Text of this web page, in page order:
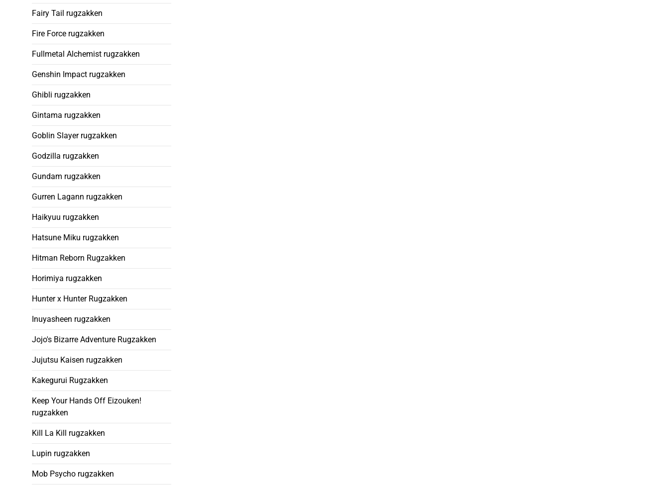
Fairy Tail rugzakken
Fire Force rugzakken
Fullmetal Alchemist rugzakken
Genshin Impact rugzakken
Ghibli rugzakken
Gintama rugzakken
Goblin Slayer rugzakken
Godzilla rugzakken
Gundam rugzakken
Gurren Lagann rugzakken
Haikyuu rugzakken
Hatsune Miku rugzakken
Hitman Reborn Rugzakken
Horimiya rugzakken
Hunter x Hunter Rugzakken
Inuyasheen rugzakken
Jojo's Bizarre Adventure Rugzakken
Jujutsu Kaisen rugzakken
Kakegurui Rugzakken
Keep Your Hands Off Eizouken!
rugzakken
Kill La Kill rugzakken
Lupin rugzakken
Mob Psycho rugzakken